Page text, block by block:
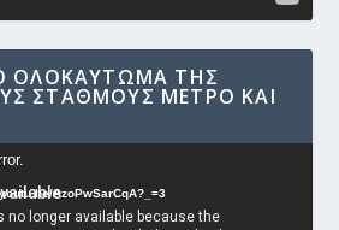
ΟΛΟΚΑΎΤΩΜΑ ΤΗΣ
ΣΤΑΘΜΟΎΣ ΜΕΤΡΟ ΚΑΙ
AzoPwSarCqA?_=3